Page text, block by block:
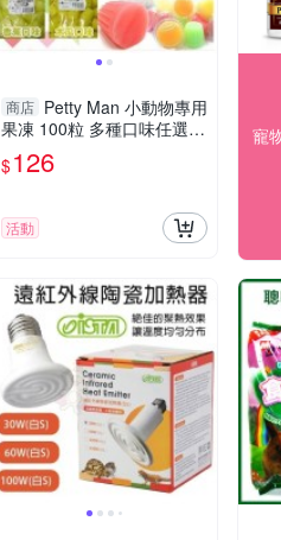
商店 Petty Man 小動物專用
果凍 100粒 多種口味任選
『寵喵樂旗艦店』
$126
活動